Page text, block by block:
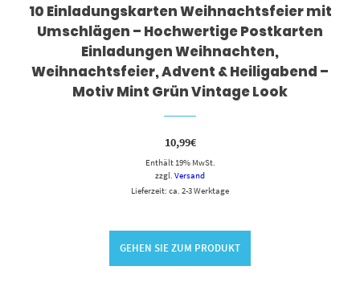
10 Einladungskarten Weihnachtsfeier mit
Umschlägen – Hochwertige Postkarten
Einladungen Weihnachten,
Weihnachtsfeier, Advent & Heiligabend –
Motiv Mint Grün Vintage Look
10,99€
Enthält 19% MwSt.
zzgl. Versand
Lieferzeit: ca. 2-3 Werktage
GEHEN SIE ZUM PRODUKT